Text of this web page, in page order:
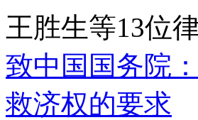
王胜生等13位
致中国国务院
救济权的要求